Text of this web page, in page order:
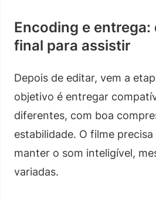
Encoding e entrega:
final para assistir
Depois de editar, vem a
objetivo é entregar
diferentes, com boa
estabilidade. O filme
manter o som inteligível,
variadas.